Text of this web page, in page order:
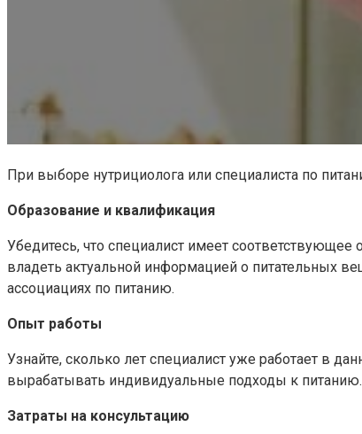
При выборе нутрициолога или специалиста по
Образование и квалификация
Убедитесь, что специалист имеет
владеть актуальной информацией о питательных
ассоциациях по питанию.
Опыт работы
Узнайте, сколько лет специалист уже работает в
вырабатывать индивидуальные подходы к
Затраты на консультацию